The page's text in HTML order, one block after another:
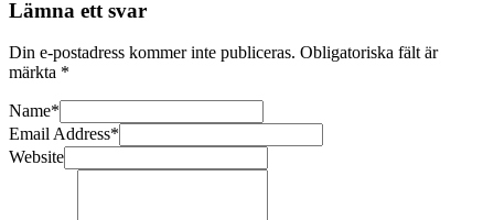
Lämna ett svar
Din e-postadress kommer inte publiceras. Obligatoriska fält är
märkta *
Name*
Email Address*
Website